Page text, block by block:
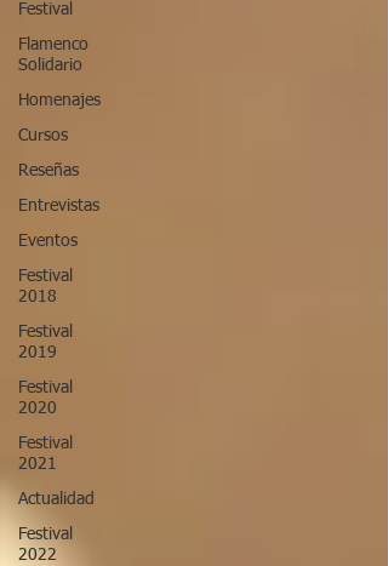
Festival
Flamenco
Solidario
Homenajes
Cursos
Reseñas
Entrevistas
Eventos
Festival
2018
Festival
2019
Festival
2020
Festival
2021
Actualidad
Festival
2022